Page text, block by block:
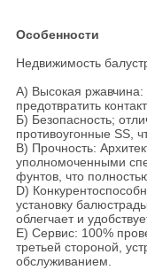
Особенности
Недвижимость
A) Высокая ржавчина:
предотвратить
Б) Безопасность;
противоугонные SS,
В) Прочность:
уполномоченными
фунтов, что
D)
установку
облегчает и
E) Сервис: 100%
третьей стороной,
обслуживанием.